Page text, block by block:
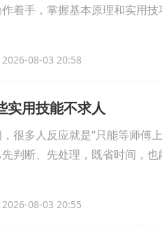
着手，掌握基本原理和实用
08-03 20:58
实用技能不求人
很多人反应就是“只能等师傅
判断、先处理，既省时间，
08-03 20:55